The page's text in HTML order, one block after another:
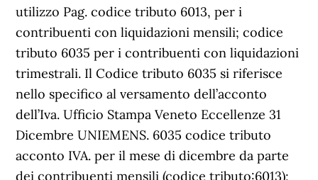
utilizzo Pag. codice tributo 6013, per i
contribuenti con liquidazioni mensili; codice
tributo 6035 per i contribuenti con liquidazioni
trimestrali. Il Codice tributo 6035 si riferisce
nello specifico al versamento dell’acconto
dell’Iva. Ufficio Stampa Veneto Eccellenze 31
Dicembre UNIEMENS. 6035 codice tributo
acconto IVA. per il mese di dicembre da parte
dei contribuenti mensili (codice tributo:6013);